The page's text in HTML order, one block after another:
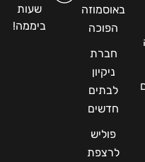
באוסמוזה
הפוכה
חברת
ניקיון
לבתים
חדשים
פוליש
לרצפת
שעות
ביממה!